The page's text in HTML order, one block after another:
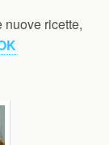
ricette,